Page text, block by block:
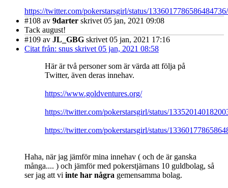
https://twitter.com/pokerstarsgirl/status/
#108 av 9darter skrivet 05 jan, 2021 09:08
Tack august!
#109 av JL_GBG skrivet 05 jan, 2021 17:16
Citat från: snus skrivet 05 jan, 2021 08:58
Här är två personer som är värda att följa på
Twitter, även deras innehav.
https://www.goldventures.org/
https://twitter.com/pokerstarsgirl/status/
https://twitter.com/pokerstarsgirl/status/
Haha, när jag jämför mina innehav ( och de är ganska
många.... ) och jämför med pokerstjärnans 10 guldbolag, så
ser jag att vi inte har några gemensamma bolag.